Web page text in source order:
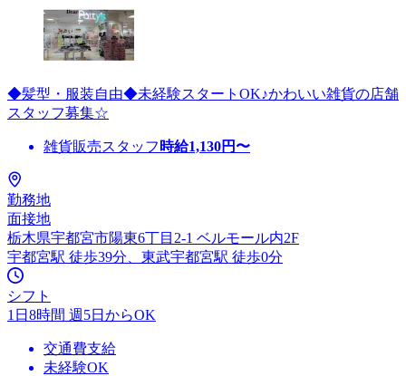
◆髪型・服装自由◆未経験スタートOK♪かわいい雑貨の店舗
スタッフ募集☆
雑貨販売スタッフ 時給1,130円〜
勤務地
面接地
栃木県宇都宮市陽東6丁目2-1 ベルモール内2F
宇都宮駅 徒歩39分、東武宇都宮駅 徒歩0分
シフト
1日8時間 週5日からOK
交通費支給
未経験OK